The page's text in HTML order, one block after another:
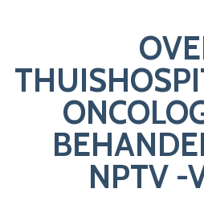
NPTV -
Zoek
Nieuws